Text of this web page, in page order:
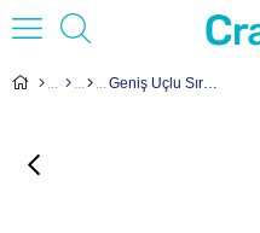
Geniş Uçlu Sır Fırçası 6cm - Keçi Kılı